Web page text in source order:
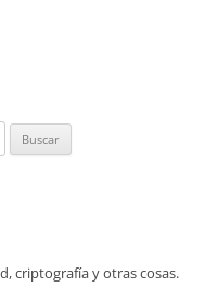
criptografía y otras cosas.